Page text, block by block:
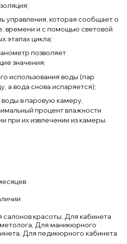
управления, которая сообщает о
времени и с помощью световой
этапах цикла;
позволяет
значения;
использования воды (пар
а вода снова испаряется);
в паровую камеру,
процент влажности
при их извлечении из камеры.
салонов красоты, Для кабинета
Для маникюрного
Для педикюрного кабинета